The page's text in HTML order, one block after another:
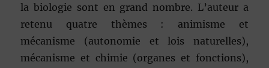
la biologie sont en grand nombre. L’auteur a
retenu quatre thèmes : animisme et
mécanisme (autonomie et lois naturelles),
mécanisme et chimie (organes et fonctions),